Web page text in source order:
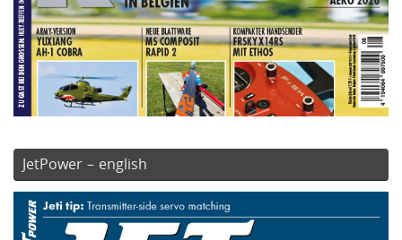
JetPower – english